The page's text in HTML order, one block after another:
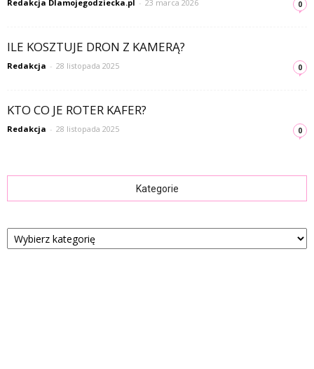
Redakcja Dlamojegodziecka.pl - 23 marca 2026 0
ILE KOSZTUJE DRON Z KAMERĄ?
Redakcja - 28 listopada 2025 0
KTO CO JE ROTER KAFER?
Redakcja - 28 listopada 2025 0
Kategorie
Kategorie